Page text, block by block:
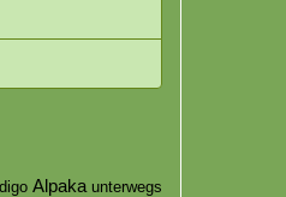
Alpaka unterwegs